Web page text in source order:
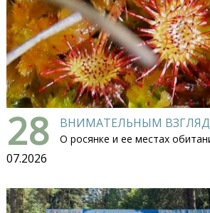
28
07.2026
ВНИМАТЕЛЬНЫМ
О росянке и ее местах